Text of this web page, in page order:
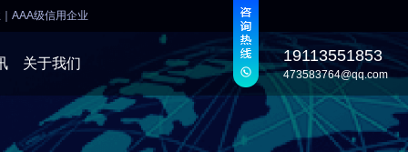
AAA级信用企业
关于我们 19113551853
473583764@qq.com